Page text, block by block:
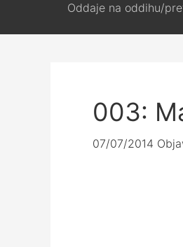
Oddaje na oddihu/
003:
07/07/2014